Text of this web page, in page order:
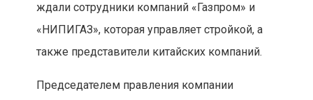
ждали сотрудники компаний «Газпром» и
«НИПИГАЗ», которая управляет стройкой, а
также представители китайских компаний.
Председателем правления компании